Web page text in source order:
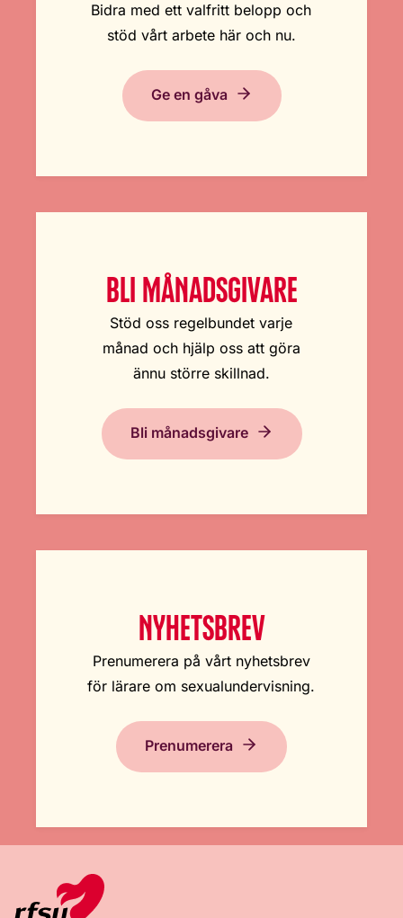
Bidra med ett valfritt belopp och
stöd vårt arbete här och nu.
Ge en gåva
BLI MÅNADSGIVARE
Stöd oss regelbundet varje
månad och hjälp oss att göra
ännu större skillnad.
Bli månadsgivare
NYHETSBREV
Prenumerera på vårt nyhetsbrev
för lärare om sexualundervisning.
Prenumerera